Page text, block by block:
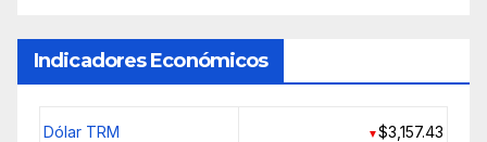
Indicadores Económicos
Dólar TRM ▼$3,157.43